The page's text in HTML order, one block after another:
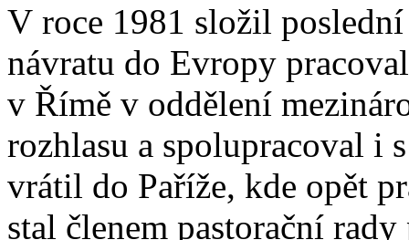
V roce 1981 složil
návratu do Evropy
v Římě v oddělení
rozhlasu a spolupracoval i
vrátil do Paříže, kde opět
stal členem pastorační